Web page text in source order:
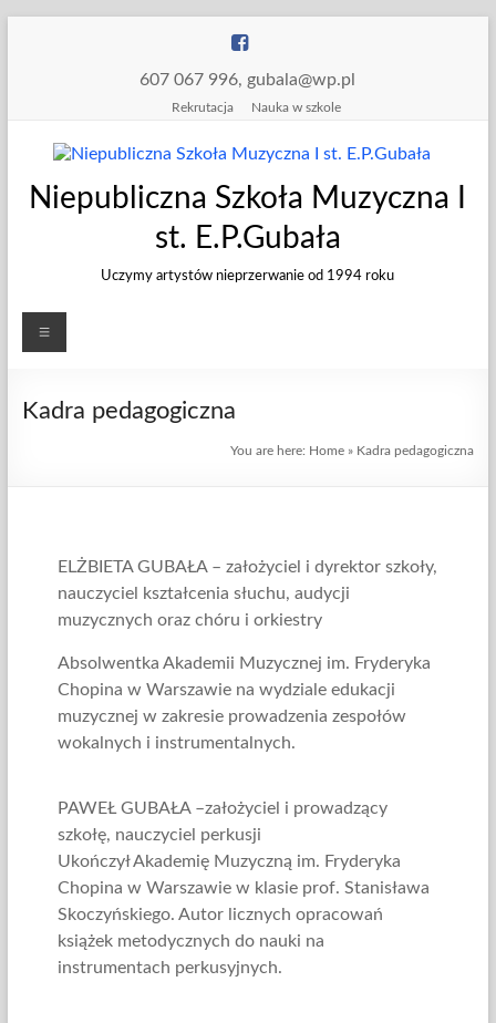
607 067 996, gubala@wp.pl
Rekrutacja Nauka w szkole
Niepubliczna Szkoła Muzyczna I
st. E.P.Gubała
Uczymy artystów nieprzerwanie od 1994 roku
Menu
Kadra pedagogiczna
You are here: Home » Kadra pedagogiczna
ELŻBIETA GUBAŁA – założyciel i dyrektor szkoły,
nauczyciel kształcenia słuchu, audycji
muzycznych oraz chóru i orkiestry
Absolwentka Akademii Muzycznej im. Fryderyka
Chopina w Warszawie na wydziale edukacji
muzycznej w zakresie prowadzenia zespołów
wokalnych i instrumentalnych.
PAWEŁ GUBAŁA –założyciel i prowadzący
szkołę, nauczyciel perkusji
Ukończył Akademię Muzyczną im. Fryderyka
Chopina w Warszawie w klasie prof. Stanisława
Skoczyńskiego. Autor licznych opracowań
książek metodycznych do nauki na
instrumentach perkusyjnych.